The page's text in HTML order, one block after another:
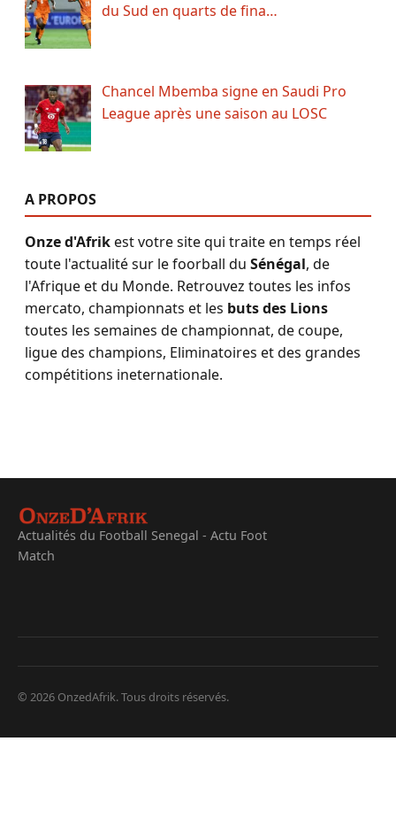
du Sud en quarts de fina…
Chancel Mbemba signe en Saudi Pro
League après une saison au LOSC
A PROPOS
Onze d'Afrikest votre site qui traite en temps réel
toute l'actualité sur le foorball du Sénégal, de
l'Afrique et du Monde. Retrouvez toutes les infos
mercato, championnats et les buts des Lions
toutes les semaines de championnat, de coupe,
ligue des champions, Eliminatoires et des grandes
compétitions ineternationale.
Actualités du Football Senegal - Actu Foot
Match
© 2026 OnzedAfrik. Tous droits réservés.